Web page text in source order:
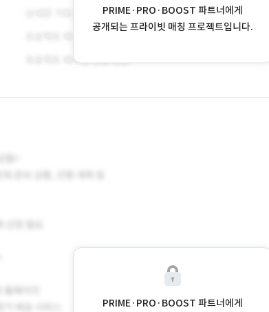
PRIME·PRO·BOOST 파트너에게
공개되는 프라이빗 매칭 프로젝트입니다.
PRIME·PRO·BOOST 파트너에게